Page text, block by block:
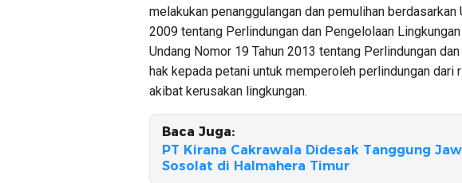
melakukan penanggulangan dan pemulihan berdasarkan
2009 tentang Perlindungan dan Pengelolaan
Undang Nomor 19 Tahun 2013 tentang Perlindungan
hak kepada petani untuk memperoleh perlindungan dari
akibat kerusakan lingkungan.
Baca Juga:
PT Kirana Cakrawala Didesak Tanggung
Sosolat di Halmahera Timur